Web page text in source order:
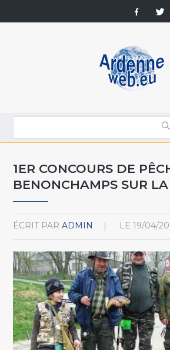
1ER CONCOURS DE
BENONCHAMPS SUR
ÉCRIT PAR ADMIN LE 19/04/